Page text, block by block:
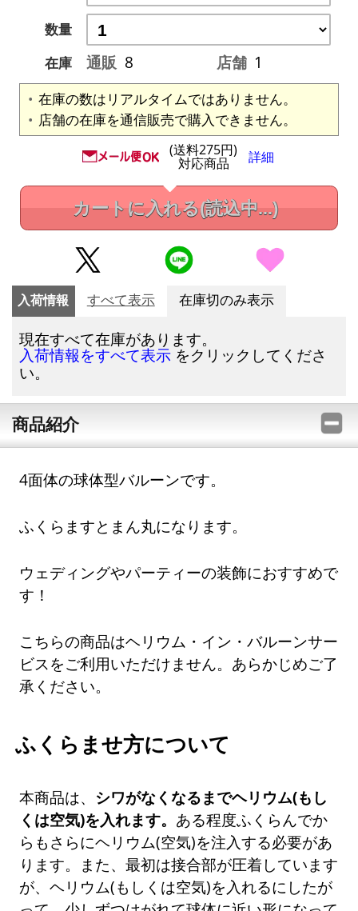
数量
在庫
通販 8 店舗 1
在庫の数はリアルタイムではありません。
店舗の在庫を通信販売で購入できません。
(送料275円)
対応商品 詳細
カートに入れる(読込中...)
入荷情報 すべて表示 在庫切のみ表示
現在すべて在庫があります。
入荷情報をすべて表示 をクリックしてくださ
い。
商品紹介
4面体の球体型バルーンです。
ふくらますとまん丸になります。
ウェディングやパーティーの装飾におすすめで
す！
こちらの商品はヘリウム・イン・バルーンサー
ビスをご利用いただけません。あらかじめご了
承ください。
ふくらませ方について
本商品は、 シワがなくなるまでヘリウム(もし
くは空気)を入れます。 ある程度ふくらんでか
らもさらにヘリウム(空気)を注入する必要があ
ります。また、最初は接合部が圧着しています
が、ヘリウム(もしくは空気)を入れるにしたが